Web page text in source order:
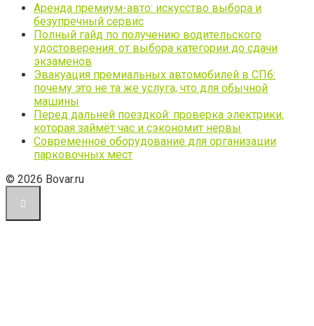
Аренда премиум-авто: искусство выбора и
безупречный сервис
Полный гайд по получению водительского
удостоверения: от выбора категории до сдачи
экзаменов
Эвакуация премиальных автомобилей в СПб:
почему это не та же услуга, что для обычной
машины
Перед дальней поездкой: проверка электрики,
которая займёт час и сэкономит нервы
Современное оборудование для организации
парковочных мест
© 2026 Bovar.ru